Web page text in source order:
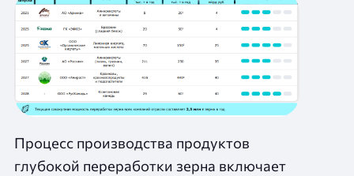
Процесс производства продуктов
глубокой переработки зерна включает